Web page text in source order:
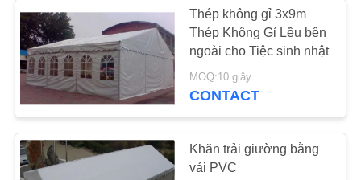
TÔI
SƠ
ĐỒ
TRANG
WEBPE Tarpaulin Sheet
Thép không gỉ 3x9m
Thép Không Gỉ Lều bên
ngoài cho Tiệc sinh nhật
MOQ:10 giây
CONTACT
Khăn trải giường bằng
vải PVC